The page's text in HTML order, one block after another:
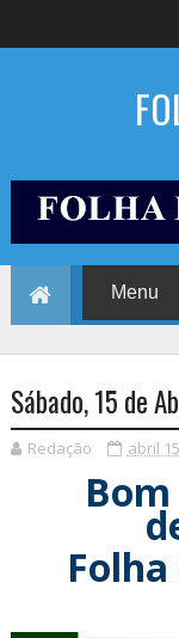
Sábado, 15 de
Redação abril